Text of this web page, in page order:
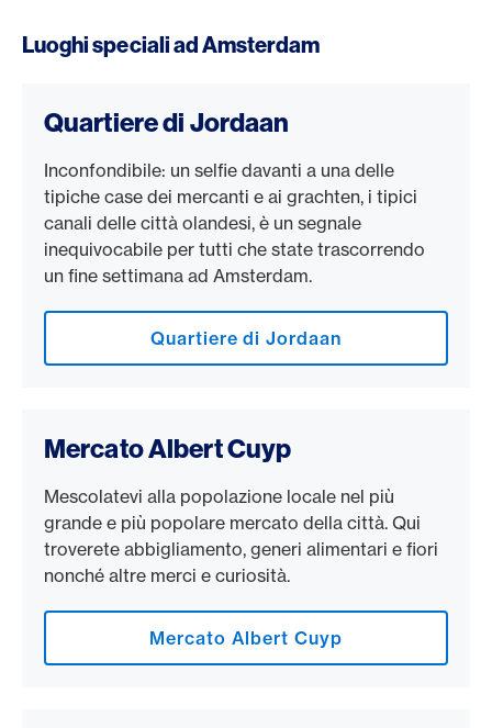
Luoghi speciali ad Amsterdam
Quartiere di Jordaan
Inconfondibile: un selfie davanti a una delle
tipiche case dei mercanti e ai grachten, i tipici
canali delle città olandesi, è un segnale
inequivocabile per tutti che state trascorrendo
un fine settimana ad Amsterdam.
Quartiere di Jordaan
Mercato Albert Cuyp
Mescolatevi alla popolazione locale nel più
grande e più popolare mercato della città. Qui
troverete abbigliamento, generi alimentari e fiori
nonché altre merci e curiosità.
Mercato Albert Cuyp